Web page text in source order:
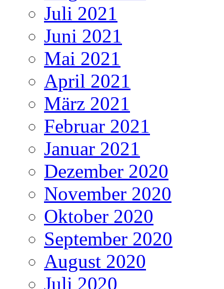
Juli 2021
Juni 2021
Mai 2021
April 2021
März 2021
Februar 2021
Januar 2021
Dezember 2020
November 2020
Oktober 2020
September 2020
August 2020
Juli 2020